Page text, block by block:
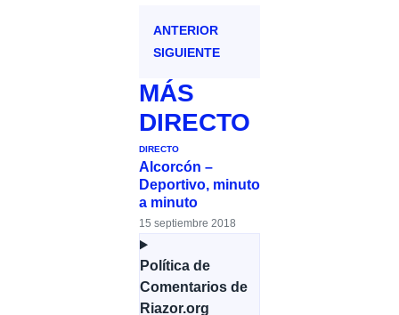
ANTERIOR
SIGUIENTE
MÁS
DIRECTO
DIRECTO
Alcorcón –
Deportivo, minuto
a minuto
15 septiembre 2018
Política de
Comentarios de
Riazor.org